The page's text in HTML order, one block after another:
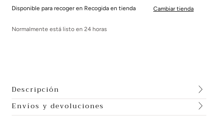
Disponible para recoger en Recogida en tienda
Normalmente está listo en 24 horas
Cambiar tienda
Descripción
Envíos y devoluciones